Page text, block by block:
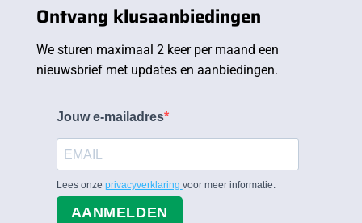
Ontvang klusaanbiedingen
We sturen maximaal 2 keer per maand een
nieuwsbrief met updates en aanbiedingen.
Jouw e-mailadres
Lees onze privacyverklaring voor meer informatie.
AANMELDEN